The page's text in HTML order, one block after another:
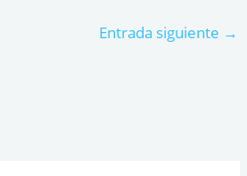
A
P A
Entrada siguiente →